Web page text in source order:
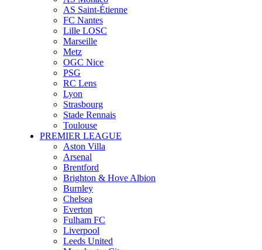
AS Saint-Étienne
FC Nantes
Lille LOSC
Marseille
Metz
OGC Nice
PSG
RC Lens
Lyon
Strasbourg
Stade Rennais
Toulouse
PREMIER LEAGUE
Aston Villa
Arsenal
Brentford
Brighton & Hove Albion
Burnley
Chelsea
Everton
Fulham FC
Liverpool
Leeds United